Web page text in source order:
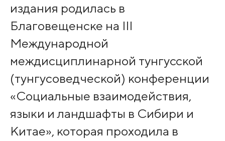
издания родилась в
Благовещенске на III
Международной
междисциплинарной тунгусской
(тунгусоведческой) конференции
«Социальные взаимодействия,
языки и ландшафты в Сибири и
Китае», которая проходила в